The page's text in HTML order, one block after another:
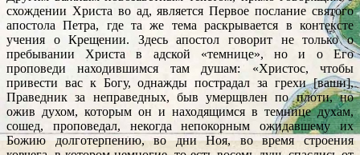
схождении Христа во ад, является Первое послание святого
апостола Петра, где та же тема раскрывается в контексте
учения о Крещении. Здесь апостол говорит не только о
пребывании Христа в адской «темнице», но и о Его
проповеди находившимся там душам: «Христос, чтобы
привести вас к Богу, однажды пострадал за грехи [ваши],
Праведник за неправедных, быв умерщвлен по плоти, но
ожив духом, которым он и находящимся в темнице духам,
сошед, проповедал, некогда непокорным ожидавшему их
Божию долготерпению, во дни Ноя, во время строения